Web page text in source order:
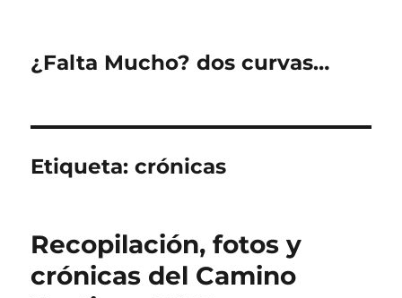
¿Falta Mucho? dos curvas…
Etiqueta:crónicas
Recopilación, fotos y
crónicas del Camino